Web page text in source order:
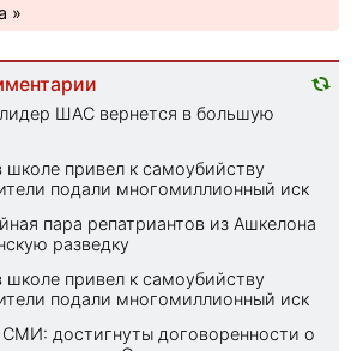
»
ШАС вернется в большую
школе привел к самоубийству
подали многомиллионный иск
пара репатриантов из Ашкелона
разведку
школе привел к самоубийству
подали многомиллионный иск
СМИ: достигнуты договоренности о